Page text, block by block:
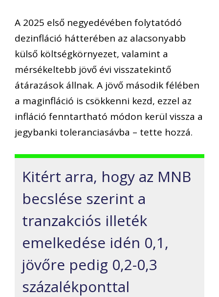
A 2025 első negyedévében folytatódó
dezinfláció hátterében az alacsonyabb
külső költségkörnyezet, valamint a
mérsékeltebb jövő évi visszatekintő
átárazások állnak. A jövő második félében
a maginfláció is csökkenni kezd, ezzel az
infláció fenntartható módon kerül vissza a
jegybanki toleranciasávba – tette hozzá.
Kitért arra, hogy az MNB
becslése szerint a
tranzakciós illeték
emelkedése idén 0,1,
jövőre pedig 0,2-0,3
százalékponttal